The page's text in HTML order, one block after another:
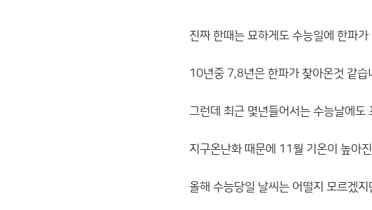
진짜 한때는 묘하게도 수능일에 한파가
10년중 7,8년은 한파가 찾아온것 같습
그런데 최근 몇년들어서는 수능날에도
지구온난화 때문에 11월 기온이 높아
올해 수능당일 날씨는 어떨지 모르겠